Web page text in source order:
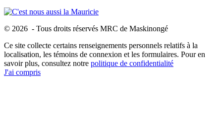
© 2026 - Tous droits réservés MRC de Maskinongé
Ce site collecte certains renseignements personnels relatifs à la
localisation, les témoins de connexion et les formulaires. Pour en
savoir plus, consultez notre politique de confidentialité
J'ai compris